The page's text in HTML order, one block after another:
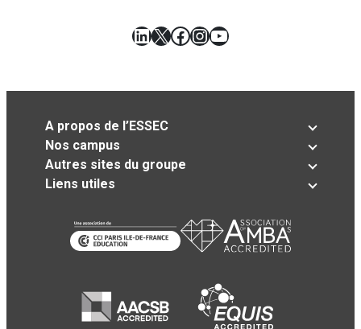
LinkedIn
X Facebook
Instagram
YouTube
A propos de l’ESSEC
Nos campus
Autres sites du groupe
Liens utiles